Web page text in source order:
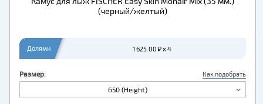
(черный/желтый)
Долями 1 625.00 ₽ x 4
Размер: Как подобрать
650 (Height)